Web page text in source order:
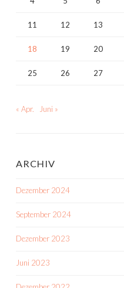
11 12 13
18 19 20
25 26 27
« Apr. Juni »
ARCHIV
Dezember 2024
September 2024
Dezember 2023
Juni 2023